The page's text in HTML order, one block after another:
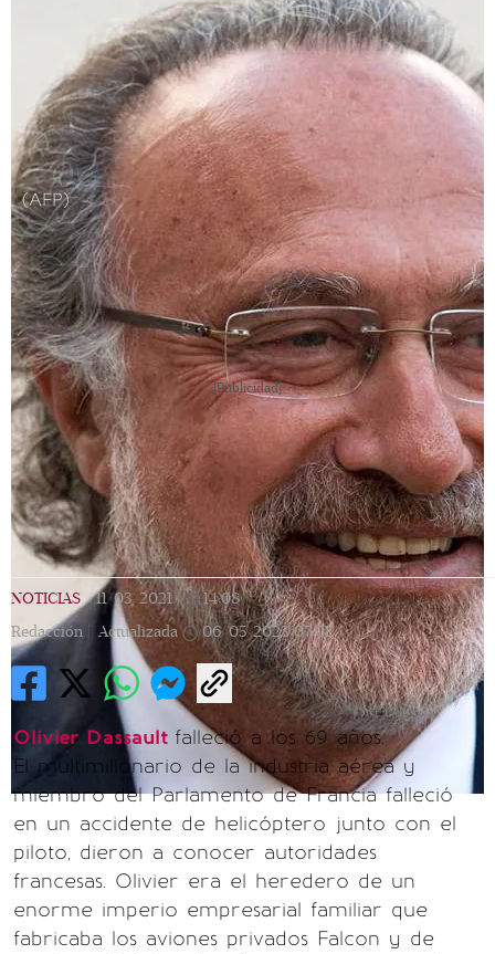
(AFP)
[Publicidad]
NOTICIAS | 11/03/2021 | 14:08 |
Redacción |
Actualizada 06/05/2023 07:01
Olivier Dassault falleció a los 69 años.
El multimillonario de la industria aérea y
miembro del Parlamento de Francia falleció
en un accidente de helicóptero junto con el
piloto, dieron a conocer autoridades
francesas. Olivier era el heredero de un
enorme imperio empresarial familiar que
fabricaba los aviones privados Falcon y de